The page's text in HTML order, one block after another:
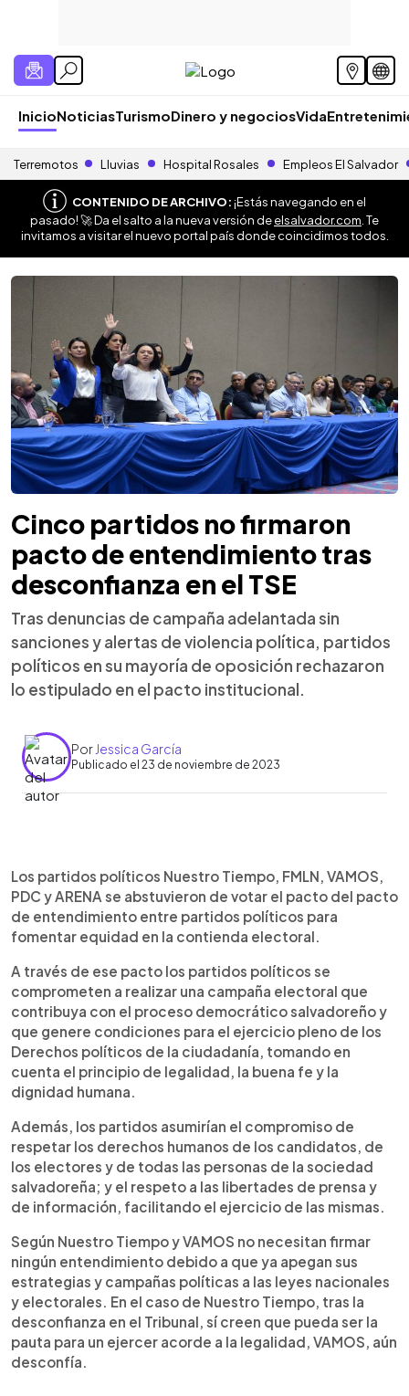
InicioNoticiasTurismoDinero y negociosVida
Terremotos Lluvias Hospital Rosales Empleos El Salvador
CONTENIDO DE ARCHIVO:¡Estás navegando en el
pasado! 🚀 Da el salto a la nueva versión deelsalvador.com . Te
invitamos a visitar el nuevo portal país donde coincidimos todos.
Cinco partidos no firmaron
pacto de entendimiento tras
desconfianza en el TSE
Tras denuncias de campaña adelantada sin
sanciones y alertas de violencia política, partidos
políticos en su mayoría de oposición rechazaron
lo estipulado en el pacto institucional.
Por Jessica García
Publicado el 23 de noviembre de 2023
► Escuchar artículo
Los partidos políticos Nuestro Tiempo, FMLN, VAMOS,
PDC y ARENA se abstuvieron de votar el pacto del pacto
de entendimiento entre partidos políticos para
fomentar equidad en la contienda electoral.
A través de ese pacto los partidos políticos se
comprometen a realizar una campaña electoral que
contribuya con el proceso democrático salvadoreño y
que genere condiciones para el ejercicio pleno de los
Derechos políticos de la ciudadanía, tomando en
cuenta el principio de legalidad, la buena fe y la
dignidad humana.
Además, los partidos asumirían el compromiso de
respetar los derechos humanos de los candidatos, de
los electores y de todas las personas de la sociedad
salvadoreña; y el respeto a las libertades de prensa y
de información, facilitando el ejercicio de las mismas.
Según Nuestro Tiempo y VAMOS no necesitan firmar
ningún entendimiento debido a que ya apegan sus
estrategias y campañas políticas a las leyes nacionales
y electorales. En el caso de Nuestro Tiempo, tras la
desconfianza en el Tribunal, sí creen que pueda ser la
pauta para un ejercer acorde a la legalidad, VAMOS, aún
desconfía.